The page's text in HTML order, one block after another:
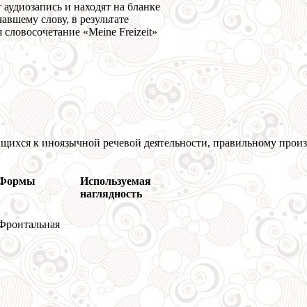
и находят на бланке
слову, в результате
«Meine Freizeit»
к иноязычной речевой деятельности, правильному
Используемая
наглядность